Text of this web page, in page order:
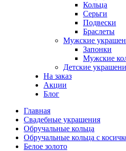
Кольца
Серьги
Подвески
Браслеты
Мужские
Запонки
Мужские
Детские
На заказ
Акции
Блог
Главная
Свадебные украшения
Обручальные кольца
Обручальные кольца с
Белое золото